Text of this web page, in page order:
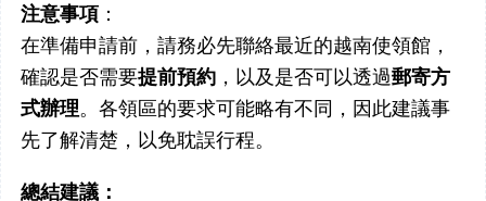
注意事項 ：
在準備申請前，請務必先聯絡最近的越南使領館，
確認是否需要提前預約 ，以及是否可以透過郵寄方
式辦理。各領區的要求可能略有不同，因此建議事
先了解清楚，以免耽誤行程。
總結建議：